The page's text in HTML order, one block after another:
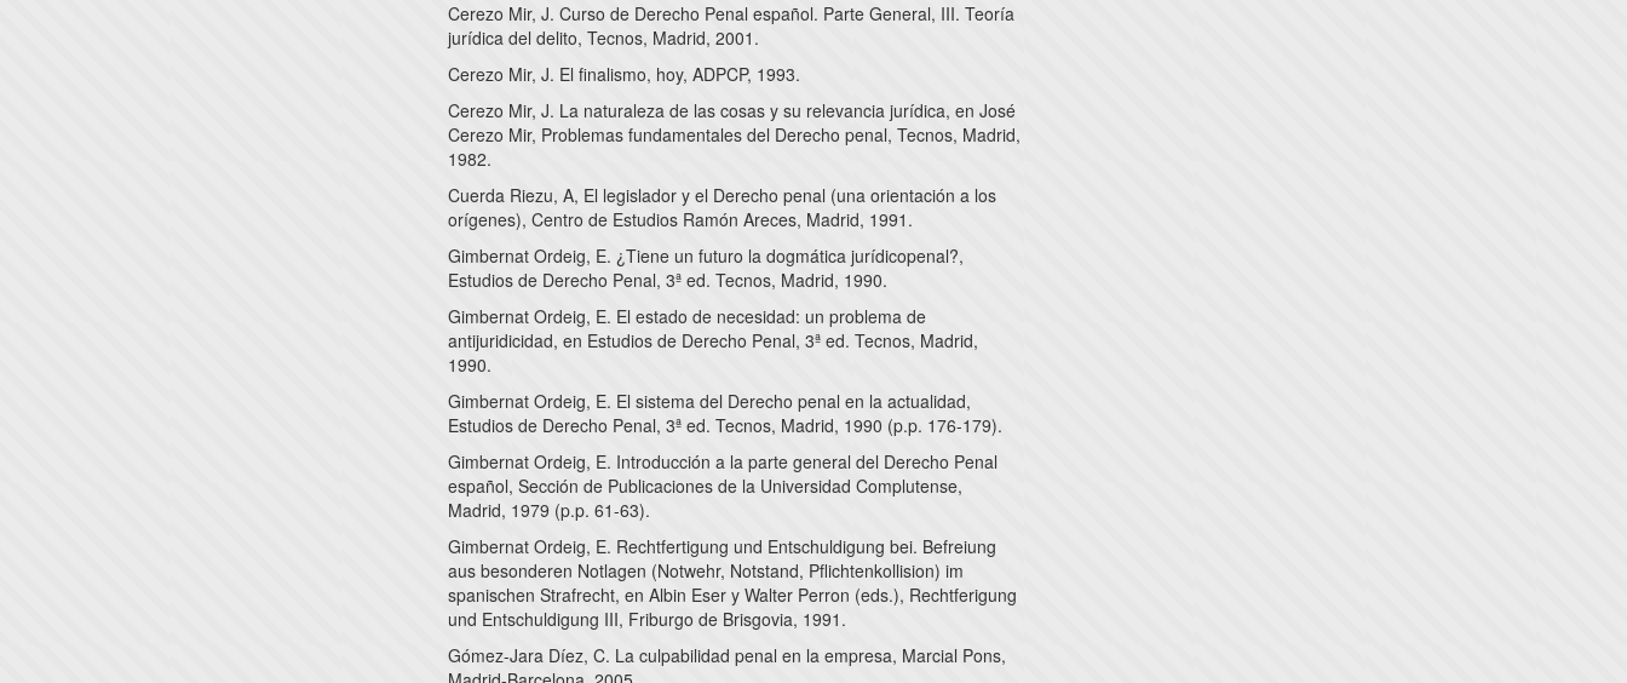
Cerezo Mir, J. Curso de Derecho Penal español. Parte General, III. Teoría
jurídica del delito, Tecnos, Madrid, 2001.
Cerezo Mir, J. El finalismo, hoy, ADPCP, 1993.
Cerezo Mir, J. La naturaleza de las cosas y su relevancia jurídica, en José
Cerezo Mir, Problemas fundamentales del Derecho penal, Tecnos, Madrid,
1982.
Cuerda Riezu, A, El legislador y el Derecho penal (una orientación a los
orígenes), Centro de Estudios Ramón Areces, Madrid, 1991.
Gimbernat Ordeig, E. ¿Tiene un futuro la dogmática jurídicopenal?,
Estudios de Derecho Penal, 3ª ed. Tecnos, Madrid, 1990.
Gimbernat Ordeig, E. El estado de necesidad: un problema de
antijuridicidad, en Estudios de Derecho Penal, 3ª ed. Tecnos, Madrid,
1990.
Gimbernat Ordeig, E. El sistema del Derecho penal en la actualidad,
Estudios de Derecho Penal, 3ª ed. Tecnos, Madrid, 1990 (p.p. 176-179).
Gimbernat Ordeig, E. Introducción a la parte general del Derecho Penal
español, Sección de Publicaciones de la Universidad Complutense,
Madrid, 1979 (p.p. 61-63).
Gimbernat Ordeig, E. Rechtfertigung und Entschuldigung bei. Befreiung
aus besonderen Notlagen (Notwehr, Notstand, Pflichtenkollision) im
spanischen Strafrecht, en Albin Eser y Walter Perron (eds.), Rechtferigung
und Entschuldigung III, Friburgo de Brisgovia, 1991.
Gómez-Jara Díez, C. La culpabilidad penal en la empresa, Marcial Pons,